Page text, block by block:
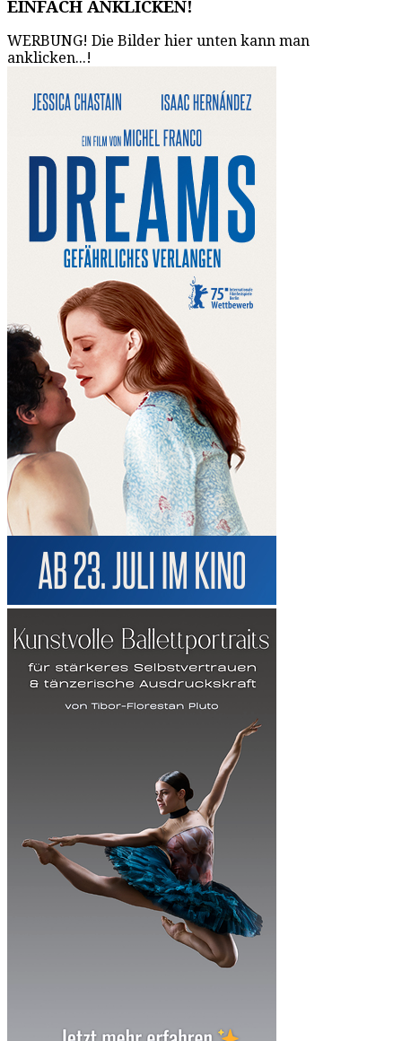
EINFACH ANKLICKEN!
WERBUNG! Die Bilder hier unten kann man
anklicken...!